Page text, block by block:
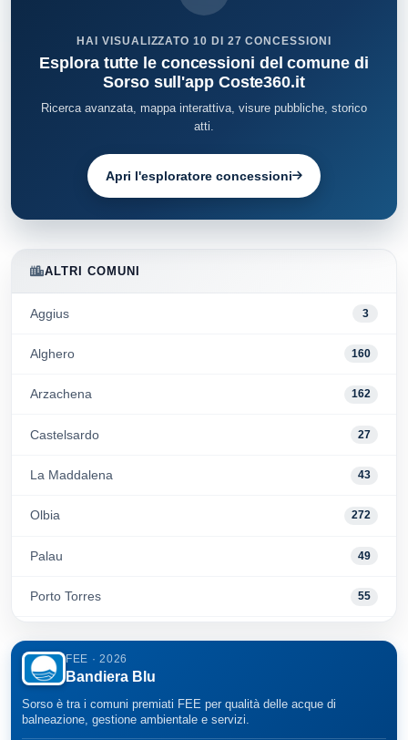
ALTRI COMUNI
Aggius 3
Alghero 160
Arzachena 162
Castelsardo 27
La Maddalena 43
Olbia 272
Palau 49
Porto Torres 55
Santa Teresa Gallura
Sassari
FEE · 2026
Bandiera Blu
Sorso è tra i comuni premiati FEE per qualità delle acque di
balneazione, gestione ambientale e servizi.
HAI VISUALIZZATO 10 DI 27 CONCESSIONI
Esplora tutte le concessioni del comune di
Sorso sull'app Coste360.it
Ricerca avanzata, mappa interattiva, visure pubbliche, storico
atti.
Apri l'esploratore concessioni